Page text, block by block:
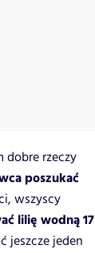
dobre rzeczy
poszukać
wszyscy
lilię wodną 17
jeszcze jeden